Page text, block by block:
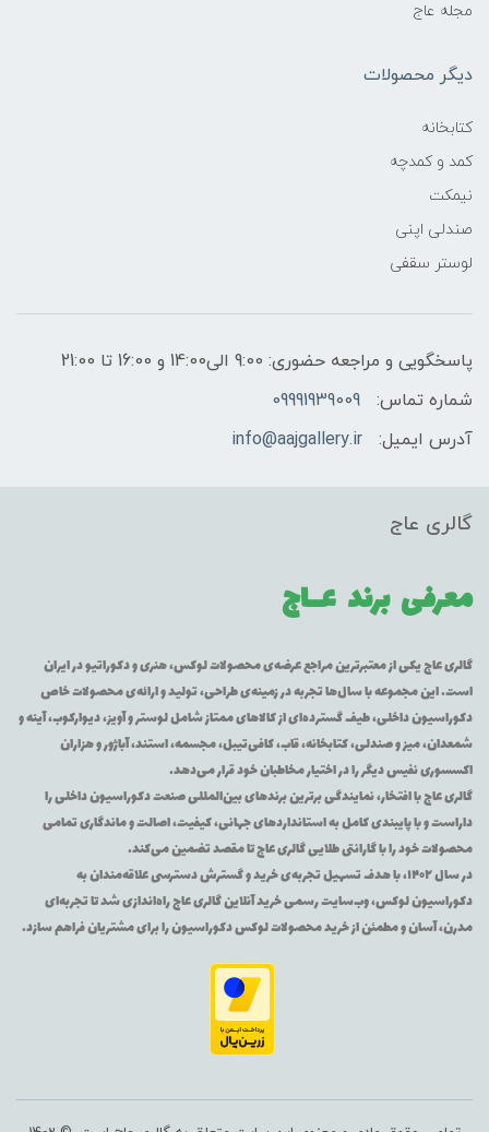
مجله عاج
دیگر محصولات
کتابخانه
کمد و کمدچه
نیمکت
صندلی اپنی
لوستر سقفی
پاسخگویی و مراجعه حضوری: 9:00 الی14:00 و 16:00 تا 21:00
شماره تماس:
09991939009
آدرس ایمیل:
info@aajgallery.ir
گالری عاج
معرفی برند عــاج
گالری عاج یکی از معتبرترین مراجع عرضه‌ی محصولات لوکس، هنری و دکوراتیو در ایران
است. این مجموعه با سال‌ها تجربه در زمینه‌ی طراحی، تولید و ارائه‌ی محصولات خاص
دکوراسیون داخلی، طیف گسترده‌ای از کالاهای ممتاز شامل لوستر و آویز، دیوارکوب، آینه و
شمعدان، میز و صندلی، کتابخانه، قاب، کافی‌تیبل، مجسمه، استند، آباژور و هزاران
اکسسوری نفیس دیگر را در اختیار مخاطبان خود قرار می‌دهد.
گالری عاج با افتخار، نمایندگی برترین برندهای بین‌المللی صنعت دکوراسیون داخلی را
داراست و با پایبندی کامل به استانداردهای جهانی، کیفیت، اصالت و ماندگاری تمامی
محصولات خود را با گارانتی طلایی گالری عاج تا مقصد تضمین می‌کند.
در سال ۱۴۰۲، با هدف تسهیل تجربه‌ی خرید و گسترش دسترسی علاقه‌مندان به
دکوراسیون لوکس، وب‌سایت رسمی خرید آنلاین گالری عاج راه‌اندازی شد تا تجربه‌ای
مدرن، آسان و مطمئن از خرید محصولات لوکس دکوراسیون را برای مشتریان فراهم سازد.